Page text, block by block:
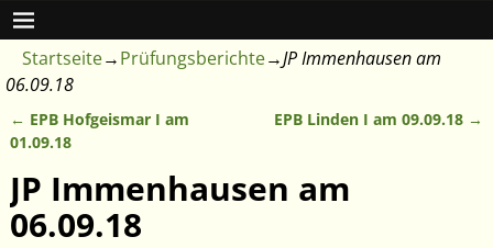
Startseite→Prüfungsberichte→JP Immenhausen am
06.09.18
Artikelnavigation
← EPB Hofgeismar I am
01.09.18
EPB Linden I am 09.09.18 →
JP Immenhausen am
06.09.18